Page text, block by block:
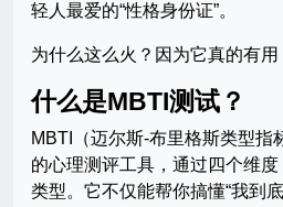
轻人最爱的“性格身份证”。
为什么这么火？因为它真的有用
什么是MBTI测试？
MBTI（迈尔斯-布里格斯类型指
的心理测评工具，通过四个维
类型。它不仅能帮你搞懂“我到